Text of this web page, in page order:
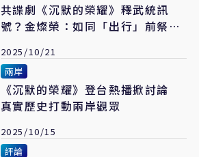
共諜劇《沉默的榮耀》釋武統訊
號？金燦榮：如同「出行」前祭先
2025/10/21
兩岸
《沉默的榮耀》登台熱播掀討論
真實歷史打動兩岸觀眾
2025/10/15
評論